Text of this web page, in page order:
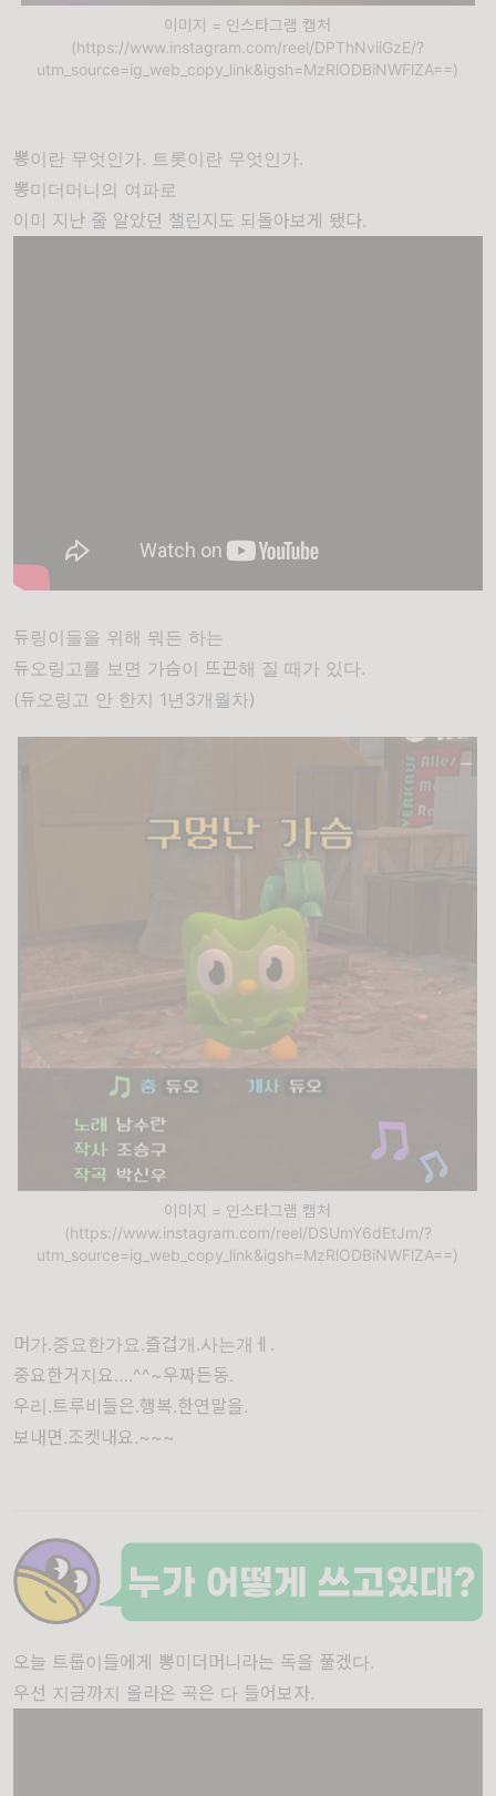
이미지 = 인스타그램 캡처
(https://www.instagram.com/reel/DPThNviiGzE/?
utm_source=ig_web_copy_link&igsh=MzRlODBiNWFlZA==)
뽕이란 무엇인가. 트롯이란 무엇인가.
뽕미더머니의 여파로
이미 지난 줄 알았던 챌린지도 되돌아보게 됐다.
듀링이들을 위해 뭐든 하는
듀오링고를 보면 가슴이 뜨끈해 질 때가 있다.
(듀오링고 안 한지 1년3개월차)
이미지 = 인스타그램 캡처
(https://www.instagram.com/reel/DSUmY6dEtJm/?
utm_source=ig_web_copy_link&igsh=MzRlODBiNWFlZA==)
머가.중요한가요.즐겁개.사는개ㅔ.
중요한거지요….^^~우짜든동.
우리.트루비들은.행복.한연말을.
보내면.조켓내요.~~~
오늘 트룹이들에게 뽕미더머니라는 독을 풀겠다.
우선 지금까지 올라온 곡은 다 들어보자.